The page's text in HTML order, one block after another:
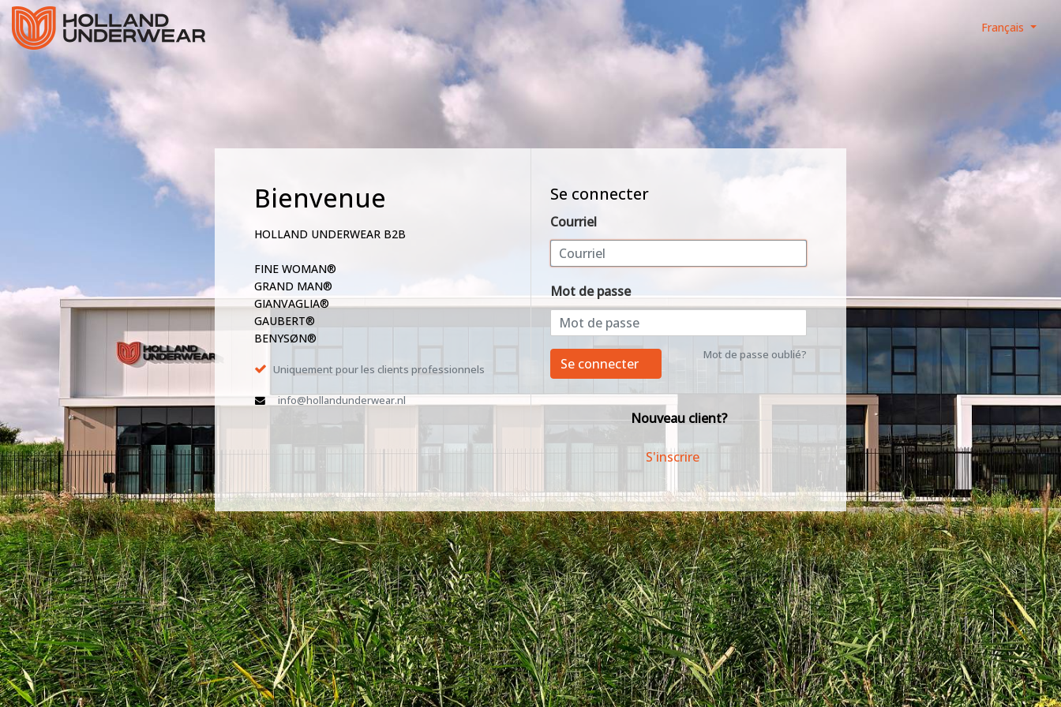
Français
Bienvenue
HOLLAND UNDERWEAR B2B
FINE WOMAN®
GRAND MAN®
GIANVAGLIA®
GAUBERT®
BENYSØN®
Uniquement pour les clients professionnels
info@hollandunderwear.nl
Se connecter
Courriel
Mot de passe
Mot de passe oublié?
Se connecter
Nouveau client?
S'inscrire